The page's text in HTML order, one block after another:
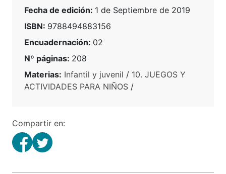
Fecha de edición: 1 de Septiembre de 2019
ISBN: 9788494883156
Encuadernación: 02
Nº páginas: 208
Materias: Infantil y juvenil / 10. JUEGOS Y
ACTIVIDADES PARA NIÑOS /
Compartir en: